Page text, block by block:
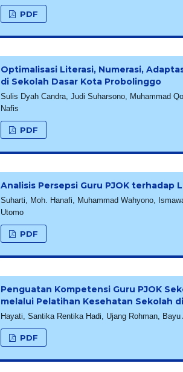
PDF
Optimalisasi Literasi, Numerasi,
di Sekolah Dasar Kota Probolinggo
Sulis Dyah Candra, Judi Suharsono, Muhammad
Nafis
PDF
Analisis Persepsi Guru PJOK terhadap
Suharti, Moh. Hanafi, Muhammad Wahyono,
Utomo
PDF
Penguatan Kompetensi Guru PJOK
melalui Pelatihan Kesehatan Sekolah
Hayati, Santika Rentika Hadi, Ujang Rohman,
PDF